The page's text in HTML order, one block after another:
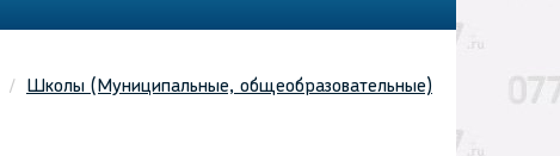
Школы (Муниципальные, общеобразовательные)